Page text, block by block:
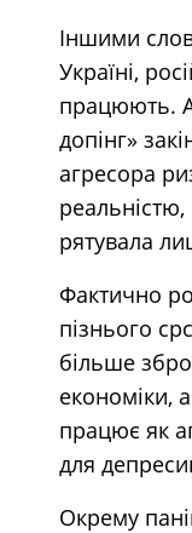
Іншими
Україні,
працюють.
допінг»
агресора
реальністю,
рятувала
Фактично
пізнього
більше
економіки,
працює як
для
Окрему